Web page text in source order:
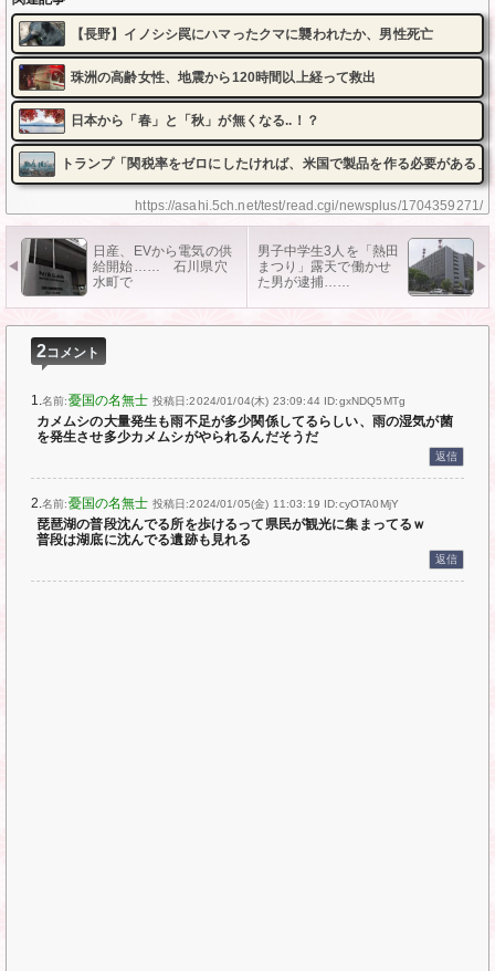
https://asahi.5ch.net/test/read.cgi/newsplus/1704359271/
【長野】イノシシ罠にハマったクマに襲われたか、男性死亡
珠洲の高齢女性、地震から120時間以上経って救出
日本から「春」と「秋」が無くなる..！？
トランプ「関税率をゼロにしたければ、米国で製品を作る必要がある」
日産、EVから電気の供
給開始…… 石川県穴
水町で
男子中学生3人を「熱田
まつり」露天で働かせ
た男が逮捕……
2コメント
1.名前:憂国の名無士 投稿日:2024/01/04(木) 23:09:44 ID:gxNDQ5MTg
カメムシの大量発生も雨不足が多少関係してるらしい、雨の湿気が菌
を発生させ多少カメムシがやられるんだそうだ
返信
2.名前:憂国の名無士 投稿日:2024/01/05(金) 11:03:19 ID:cyOTA0MjY
琵琶湖の普段沈んでる所を歩けるって県民が観光に集まってるｗ
普段は湖底に沈んでる遺跡も見れる
返信